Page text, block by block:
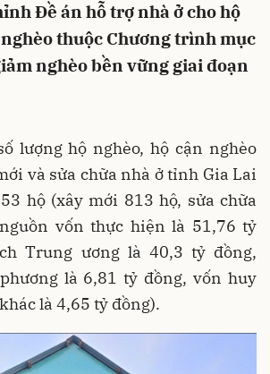
Đề án hỗ trợ nhà ở cho hộ
thuộc Chương trình mục
nghèo bền vững giai đoạn
lượng hộ nghèo, hộ cận nghèo
và sửa chữa nhà ở tỉnh Gia Lai
hộ (xây mới 813 hộ, sửa chữa
vốn thực hiện là 51,76 tỷ
Trung ương là 40,3 tỷ đồng,
là 6,81 tỷ đồng, vốn huy
là 4,65 tỷ đồng).